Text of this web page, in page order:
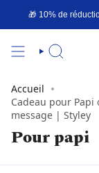
contenu
page
🎁 10% de
RECHERCHE
Accueil
Cadeau pour
message | Styley
Pour papi